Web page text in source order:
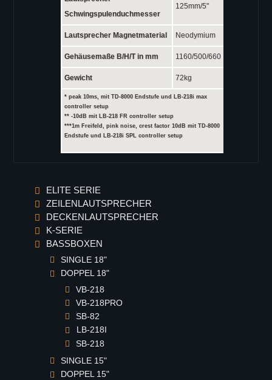
Vector Serie
Vector 6
Viper Serie
Viper-LA
Viper-S
Galaxy Serie
Galaxy GS Serie
GS-15B
GS-12
GS-8
GS-26
Coaxial GX Serie
GX-15
GX-12
GX-8
Schwingspulenduchmesser
125mm/5"
Lautsprecher Magnetmaterial Neodymium
Gehäusemaße B/H/T in mm 1160/500/660
Gewicht 72kg
* peak 10ms, mit TD-8000 Endstufe und LB-218i max
controller setup
** -10dB mit LB-218 FR controller setup
***1m Freifeld, pink noise, crest factor 10dB mit TD-8000
Endstufe und LB-218i SPL controller setup
ELITE SERIE
ZEILENLAUTSPRECHER
DECKENLAUTSPRECHER
K-SERIE
BASSBOXEN
SINGLE 18"
DOPPEL 18"
VB-218
VB-218PRO
SB-82
LB-218I
SB-218
SINGLE 15"
DOPPEL 15"